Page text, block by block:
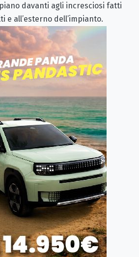
davanti agli incresciosi fatti
e all’esterno dell’impianto.